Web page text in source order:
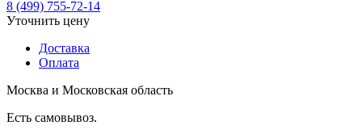
8 (499) 755-72-14
Уточнить цену
Доставка
Оплата
Москва и Московская область
Есть самовывоз.